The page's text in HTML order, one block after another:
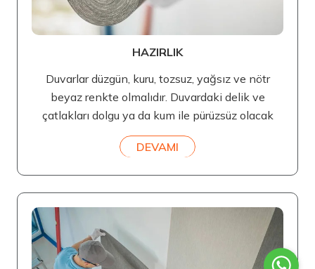
HAZIRLIK
Duvarlar düzgün, kuru, tozsuz, yağsız ve nötr
beyaz renkte olmalıdır. Duvardaki delik ve
çatlakları dolgu ya da kum ile pürüzsüz olacak
DEVAMI